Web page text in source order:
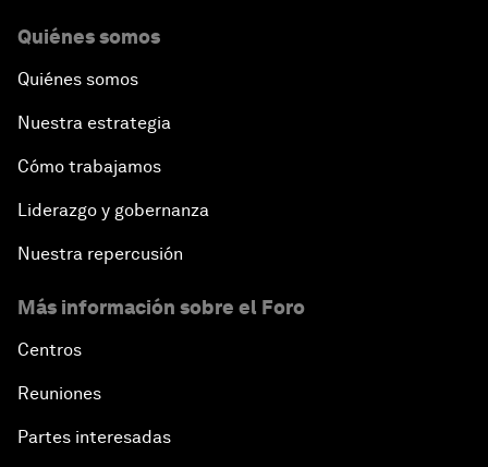
Quiénes somos
Quiénes somos
Nuestra estrategia
Cómo trabajamos
Liderazgo y gobernanza
Nuestra repercusión
Más información sobre el Foro
Centros
Reuniones
Partes interesadas